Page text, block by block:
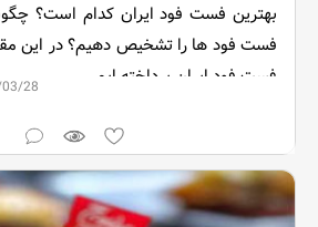
1401/03/28
بهترین فست فود ایران کدام است؟
فست فود ها را تشخیص دهیم؟ در این
فست فود ایران پرداخته ایم.